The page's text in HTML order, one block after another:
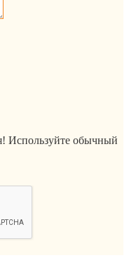
Используйте обычный